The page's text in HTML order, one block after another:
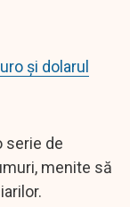
și dolarul
serie de
menite să